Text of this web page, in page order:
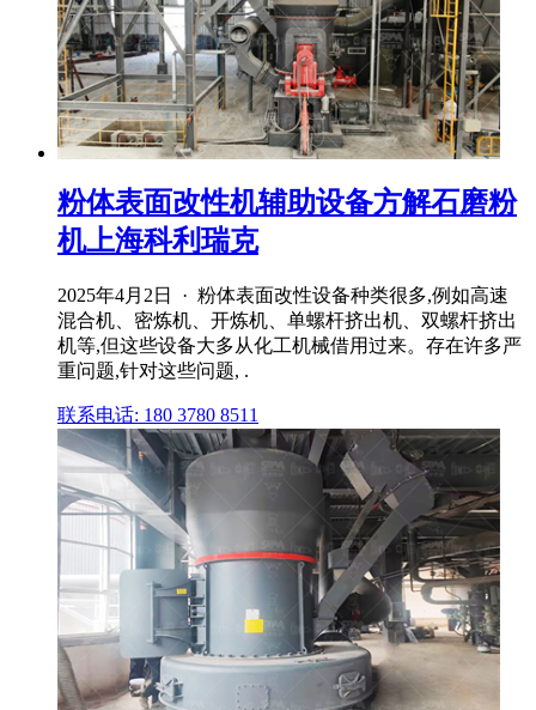
粉体表面改性机辅助设备方解石磨粉
机上海科利瑞克
2025年4月2日 · 粉体表面改性设备种类很多,例如高速
混合机、密炼机、开炼机、单螺杆挤出机、双螺杆挤出
机等,但这些设备大多从化工机械借用过来。存在许多严
重问题,针对这些问题, .
联系电话: 180 3780 8511